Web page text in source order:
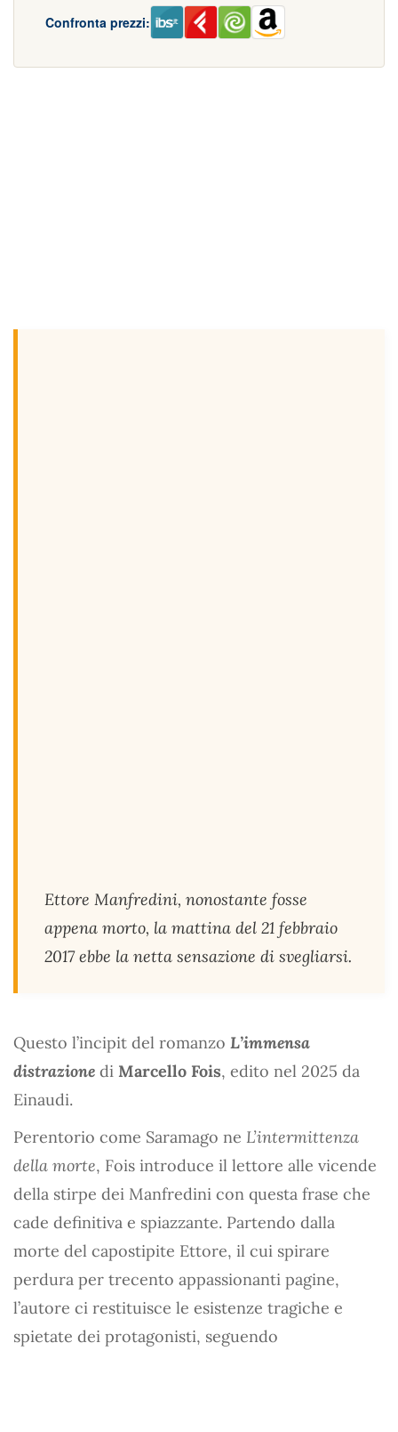
Confronta prezzi:
Ettore Manfredini, nonostante fosse
appena morto, la mattina del 21 febbraio
2017 ebbe la netta sensazione di svegliarsi.
Questo l’incipit del romanzo L’immensa
distrazione di Marcello Fois, edito nel 2025 da
Einaudi.
Perentorio come Saramago ne L’intermittenza
della morte, Fois introduce il lettore alle vicende
della stirpe dei Manfredini con questa frase che
cade definitiva e spiazzante. Partendo dalla
morte del capostipite Ettore, il cui spirare
perdura per trecento appassionanti pagine,
l’autore ci restituisce le esistenze tragiche e
spietate dei protagonisti, seguendo